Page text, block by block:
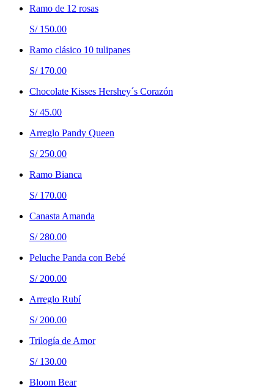
Ramo de 12 rosas
S/ 150.00
Ramo clásico 10 tulipanes
S/ 170.00
Chocolate Kisses Hershey´s Corazón
S/ 45.00
Arreglo Pandy Queen
S/ 250.00
Ramo Bianca
S/ 170.00
Canasta Amanda
S/ 280.00
Peluche Panda con Bebé
S/ 200.00
Arreglo Rubí
S/ 200.00
Trilogía de Amor
S/ 130.00
Bloom Bear